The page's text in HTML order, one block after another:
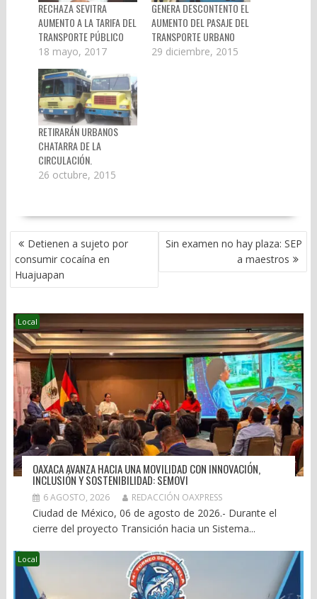
RECHAZA SEVITRA
AUMENTO A LA TARIFA DEL
TRANSPORTE PÚBLICO
18 mayo, 2017
GENERA DESCONTENTO EL
AUMENTO DEL PASAJE DEL
TRANSPORTE URBANO
29 diciembre, 2015
RETIRARÁN URBANOS
CHATARRA DE LA
CIRCULACIÓN.
26 octubre, 2015
NAVEGACIÓN
DE
ENTRADAS
Detienen a sujeto por
consumir cocaína en
Huajuapan
Sin examen no hay plaza: SEP
a maestros
Local
OAXACA AVANZA HACIA UNA MOVILIDAD CON INNOVACIÓN,
INCLUSIÓN Y SOSTENIBILIDAD: SEMOVI
6 AGOSTO, 2026 REDACCIÓN OAXPRESS
Ciudad de México, 06 de agosto de 2026.- Durante el
cierre del proyecto Transición hacia un Sistema...
Local